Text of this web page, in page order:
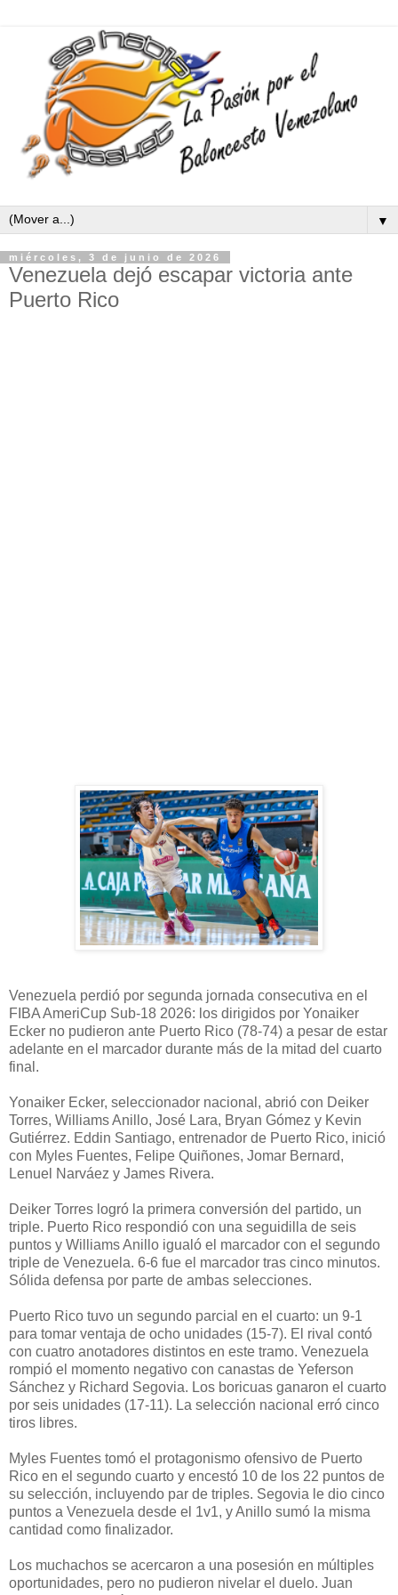
▼
miércoles, 3 de junio de 2026
Venezuela dejó escapar victoria ante
Puerto Rico
Venezuela perdió por segunda jornada consecutiva en el
FIBA AmeriCup Sub-18 2026: los dirigidos por Yonaiker
Ecker no pudieron ante Puerto Rico (78-74) a pesar de estar
adelante en el marcador durante más de la mitad del cuarto
final.
Yonaiker Ecker, seleccionador nacional, abrió con Deiker
Torres, Williams Anillo, José Lara, Bryan Gómez y Kevin
Gutiérrez. Eddin Santiago, entrenador de Puerto Rico, inició
con Myles Fuentes, Felipe Quiñones, Jomar Bernard,
Lenuel Narváez y James Rivera.
Deiker Torres logró la primera conversión del partido, un
triple. Puerto Rico respondió con una seguidilla de seis
puntos y Williams Anillo igualó el marcador con el segundo
triple de Venezuela. 6-6 fue el marcador tras cinco minutos.
Sólida defensa por parte de ambas selecciones.
Puerto Rico tuvo un segundo parcial en el cuarto: un 9-1
para tomar ventaja de ocho unidades (15-7). El rival contó
con cuatro anotadores distintos en este tramo. Venezuela
rompió el momento negativo con canastas de Yeferson
Sánchez y Richard Segovia. Los boricuas ganaron el cuarto
por seis unidades (17-11). La selección nacional erró cinco
tiros libres.
Myles Fuentes tomó el protagonismo ofensivo de Puerto
Rico en el segundo cuarto y encestó 10 de los 22 puntos de
su selección, incluyendo par de triples. Segovia le dio cinco
puntos a Venezuela desde el 1v1, y Anillo sumó la misma
cantidad como finalizador.
Los muchachos se acercaron a una posesión en múltiples
oportunidades, pero no pudieron nivelar el duelo. Juan